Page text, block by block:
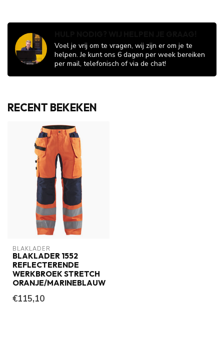
Voel je vrij om te vragen, wij zijn er om je te
helpen. Je kunt ons 6 dagen per week bereiken
per mail, telefonisch of via de chat!
RECENT BEKEKEN
BLAKLADER
BLAKLADER 1552
REFLECTERENDE
WERKBROEK STRETCH
ORANJE/MARINEBLAUW
€115,10